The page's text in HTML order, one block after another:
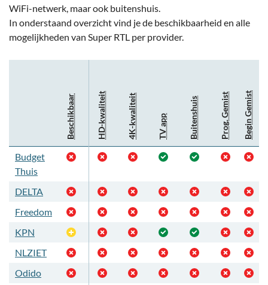
WiFi-netwerk, maar ook buitenshuis.
In onderstaand overzicht vind je de beschikbaarheid en alle
mogelijkheden van Super RTL per provider.
Beschikbaar HD-kwaliteit 4K-kwaliteit TV app Buitenshuis Prog. Gemist Begin Gemist
Budget
Thuis
DELTA
Freedom
KPN
Optioneel
NLZIET
Odido